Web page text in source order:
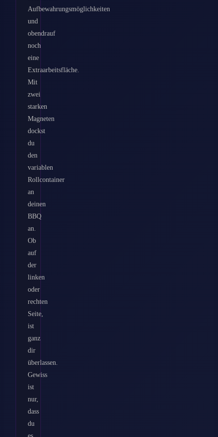
Aufbewahrungsmöglichkeiten
und
obendrauf
noch
eine
Extraarbeitsfläche.
Mit
zwei
starken
Magneten
dockst
du
den
variablen
Rollcontainer
an
deinen
BBQ
an.
Ob
auf
der
linken
oder
rechten
Seite,
ist
ganz
dir
überlassen.
Gewiss
ist
nur,
dass
du